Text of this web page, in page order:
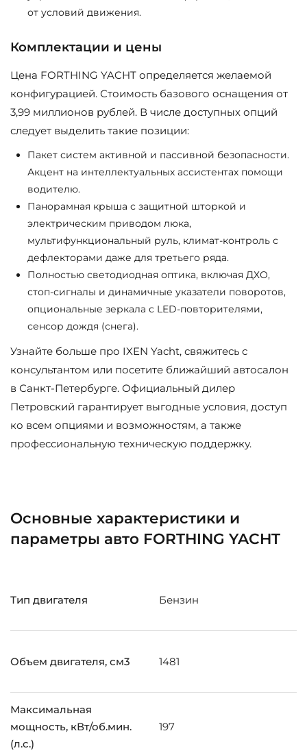
от условий движения.
Комплектации и цены
Цена FORTHING YACHT определяется желаемой
конфигурацией. Стоимость базового оснащения от
3,99 миллионов рублей. В числе доступных опций
следует выделить такие позиции:
Пакет систем активной и пассивной безопасности.
Акцент на интеллектуальных ассистентах помощи
водителю.
Панорамная крыша с защитной шторкой и
электрическим приводом люка,
мультифункциональный руль, климат-контроль с
дефлекторами даже для третьего ряда.
Полностью светодиодная оптика, включая ДХО,
стоп-сигналы и динамичные указатели поворотов,
опциональные зеркала с LED-повторителями,
сенсор дождя (снега).
Узнайте больше про IXEN Yacht, свяжитесь с
консультантом или посетите ближайший автосалон
в Санкт-Петербурге. Официальный дилер
Петровский гарантирует выгодные условия, доступ
ко всем опциями и возможностям, а также
профессиональную техническую поддержку.
Основные характеристики и
параметры авто FORTHING YACHT
Тип двигателя Бензин
Объем двигателя, см3 1481
Максимальная
мощность, кВт/об.мин.
(л.с.)
197